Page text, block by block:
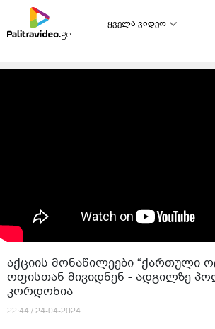
ყველა ვიდეო
აქციის მონაწილეები “ქართული
ოფისთან მივიდნენ - ადგილზე
კორდონია
22:44 / 24-04-2024